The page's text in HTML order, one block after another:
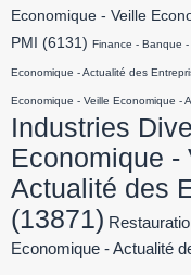
Economique - Veille
PMI
(6131) Finance - Banque
Economique - Actualité des
Economique - Veille Economique -
Industries
Economique -
Actualité des
(13871)
Economique - Actualité